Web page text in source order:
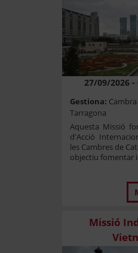
27/09/2026
Gestiona:
Tarragona
Aquesta Missió
d'Acció
les Cambres de
objectiu fomentar i
Missió